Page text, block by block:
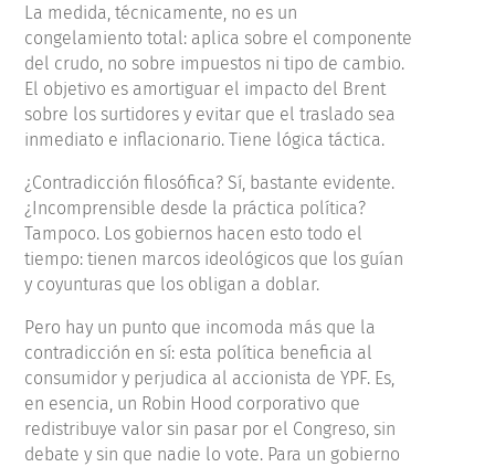
La medida, técnicamente, no es un
congelamiento total: aplica sobre el componente
del crudo, no sobre impuestos ni tipo de cambio.
El objetivo es amortiguar el impacto del Brent
sobre los surtidores y evitar que el traslado sea
inmediato e inflacionario. Tiene lógica táctica.
¿Contradicción filosófica? Sí, bastante evidente.
¿Incomprensible desde la práctica política?
Tampoco. Los gobiernos hacen esto todo el
tiempo: tienen marcos ideológicos que los guían
y coyunturas que los obligan a doblar.
Pero hay un punto que incomoda más que la
contradicción en sí: esta política beneficia al
consumidor y perjudica al accionista de YPF. Es,
en esencia, un Robin Hood corporativo que
redistribuye valor sin pasar por el Congreso, sin
debate y sin que nadie lo vote. Para un gobierno